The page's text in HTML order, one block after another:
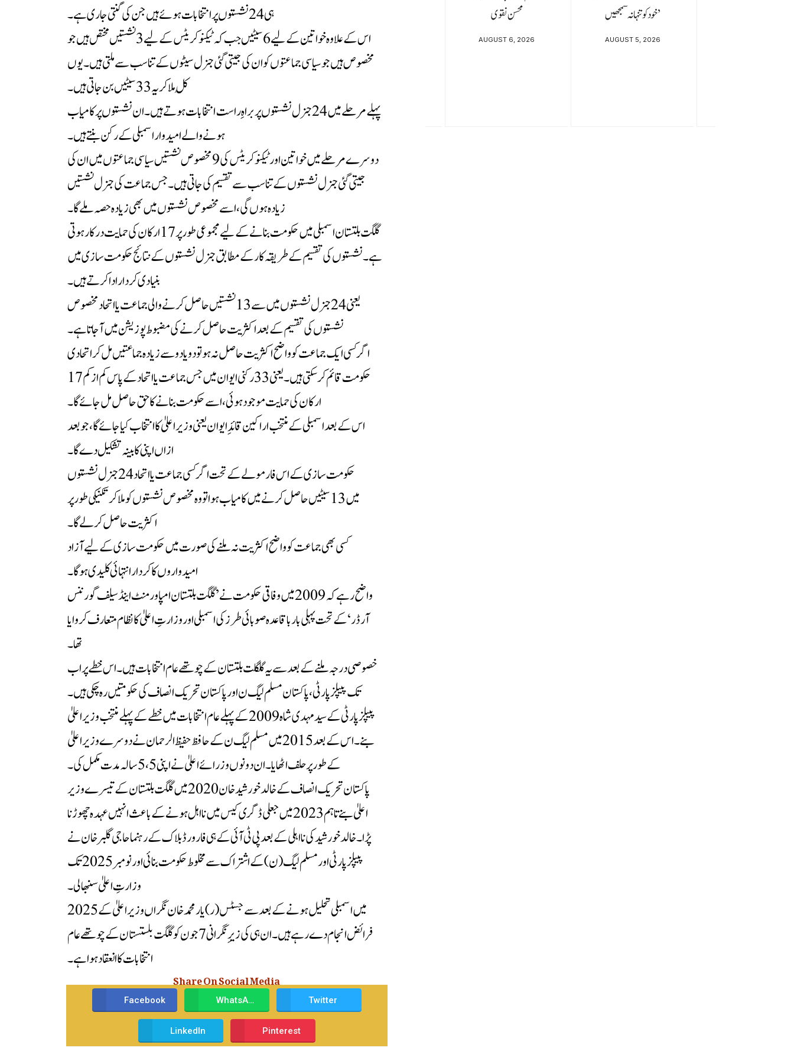
ہی 24 نشستوں پر انتخابات ہوئے ہیں جن کی گنتی جاری ہے۔
اس کے علاوہ خواتین کے لیے 6 سیٹیں جب کہ ٹیکنوکریٹس کے لیے 3 نشستیں مختص ہیں جو
مخصوص ہیں جو سیاسی جماعتوں کو ان کی جیتی گئی جنرل سیٹوں کے تناسب سے ملتی ہیں۔ یوں
کُل ملا کر یہ 33 سیٹیں بن جاتی ہیں۔
پہلے مرحلے میں 24 جنرل نشستوں پر براہِ راست انتخابات ہوتے ہیں۔ ان نشستوں پر کامیاب
ہونے والے امیدوار اسمبلی کے رکن بنتے ہیں۔
دوسرے مرحلے میں خواتین اور ٹیکنوکریٹس کی 9 مخصوص نشستیں سیاسی جماعتوں میں ان کی
جیتی گئی جنرل نشستوں کے تناسب سے تقسیم کی جاتی ہیں۔ جس جماعت کی جنرل نشستیں
زیادہ ہوں گی، اسے مخصوص نشستوں میں بھی زیادہ حصہ ملے گا۔
گلگت بلتستان اسمبلی میں حکومت بنانے کے لیے مجموعی طور پر 17 ارکان کی حمایت درکار ہوتی
ہے۔ نشستوں کی تقسیم کے طریقہ کار کے مطابق جنرل نشستوں کے نتائج حکومت سازی میں
بنیادی کردار ادا کرتے ہیں۔
یعنی 24 جنرل نشستوں میں سے 13 نشستیں حاصل کرنے والی جماعت یا اتحاد مخصوص
نشستوں کی تقسیم کے بعد اکثریت حاصل کرنے کی مضبوط پوزیشن میں آ جاتا ہے۔
اگر کسی ایک جماعت کو واضح اکثریت حاصل نہ ہو تو دو یا دو سے زیادہ جماعتیں مل کر اتحادی
حکومت قائم کرسکتی ہیں۔ یعنی 33 رکنی ایوان میں جس جماعت یا اتحاد کے پاس کم از کم 17
ارکان کی حمایت موجود ہوئی، اسے حکومت بنانے کا حق حاصل مل جائے گا۔
اس کے بعد اسمبلی کے منتخب اراکین قائدِ ایوان یعنی وزیراعلیٰ کا انتخاب کیا جائے گا، جو بعد
ازاں اپنی کابینہ تشکیل دے گا۔
حکومت سازی کے اس فارمولے کے تحت اگر کسی جماعت یا اتحاد 24 جنرل نشستوں
میں 13 سیٹیں حاصل کرنے میں کامیاب ہوا تو وہ مخصوص نشستوں کو ملا کر تکنیکی طور پر
اکثریت حاصل کرلے گا۔
کسی بھی جماعت کو واضح اکثریت نہ ملنے کی صورت میں حکومت سازی کے لیے آزاد
امیدواروں کا کردار انتہائی کلیدی ہوگا۔
واضح رہے کہ 2009 میں وفاقی حکومت نے ’گلگت بلتستان امپاورمنٹ اینڈ سیلف گورننس
آرڈر‘ کے تحت پہلی بار باقاعدہ صوبائی طرز کی اسمبلی اور وزارتِ اعلیٰ کا نظام متعارف کروایا
تھا۔
خصوصی درجہ ملنے کے بعد سے یہ گلگلت بلتستان کے چوتھے عام انتخابات ہیں۔ اس خطے پر اب
تک پیپلز پارٹی، پاکستان مسلم لیگ ن اور پاکستان تحریک انصاف کی حکومتیں رہ چکی ہیں۔
پیپلزپارٹی کے سید مہدی شاہ 2009 کے پہلے عام انتخابات میں خطے کے پہلے منتخب وزیراعلیٰ
بنے۔ اس کے بعد 2015 میں مسلم لیگ ن کے حافظ حفیظ الرحمان نے دوسرے وزیر اعلیٰ
کے طور پر حلف اٹھایا۔ ان دونوں وزرائے اعلیٰ نے اپنی 5،5 سالہ مدت مکمل کی۔
پاکستان تحریک انصاف کے خالد خورشید خان 2020 میں گلگت بلتستان کے تیسرے وزیر
اعلیٰ بنے تاہم 2023 میں جعلی ڈگری کیس میں نااہل ہونے کے باعث انہیں عہدہ چھوڑنا
پڑا۔ خالد خورشید کی نااہلی کے بعد پی ٹی آئی کے ہی فارورڈ بلاک کے رہنما حاجی گلبر خان نے
پیپلز پارٹی اور مسلم لیگ (ن) کے اشتراک سے مخلوط حکومت بنائی اور نومبر 2025 تک
وزارتِ اعلیٰ سنبھالی۔
2025 میں اسمبلی تحلیل ہونے کے بعد سے جسٹس (ر) یار محمد خان نگراں وزیراعلیٰ کے
فرائض انجام دے رہے ہیں۔ ان ہی کی زیرِ نگرانی 7 جون کو گلگت بلستستان کے چوتھے عام
انتخابات کا انعقاد ہوا ہے۔
Share On Social Media
Facebook WhatsApp Twitter
LinkedIn Pinterest
محسن نقوی
AUGUST 6, 2026
خود کو تنہا نہ سمجھیں’
AUGUST 5, 2026